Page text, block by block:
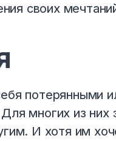
своих
потерянными
многих из них
И хотя им